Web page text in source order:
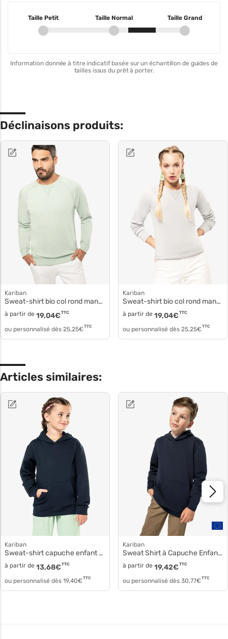
Taille Petit Taille Normal Taille Grand
Information donnée à titre indicatif basée sur un échantillon de guides de
tailles issus du prêt à porter.
Déclinaisons produits:
Kariban
Sweat-shirt bio col rond manches raglan k480
à partir de 19,04€ TTC
ou personnalisé dès 25,25€ TTC
Kariban
Sweat-shirt bio col rond manches raglan femme k481
à partir de 19,04€ TTC
ou personnalisé dès 25,25€ TTC
Articles similaires:
Kariban
Sweat-shirt capuche enfant k477
à partir de 13,68€ TTC
ou personnalisé dès 19,40€ TTC
Kariban
Sweat Shirt à Capuche Enfant Sweat à capuche enfant k4039
à partir de 19,42€ TTC
ou personnalisé dès 30,77€ TTC